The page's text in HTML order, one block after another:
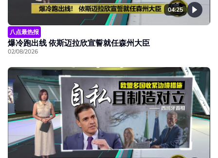
04:25
八点最热报
爆冷跑出线 依斯迈拉欣宣誓就任森州大臣
02/08/2026